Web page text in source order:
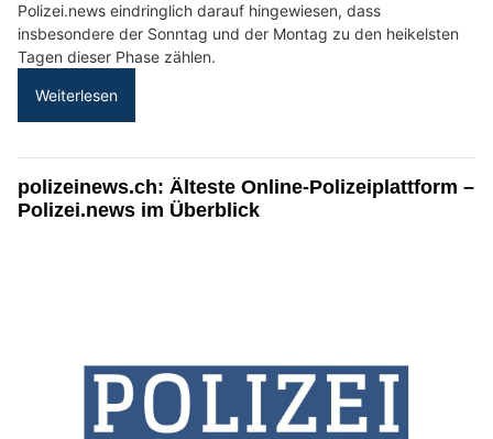
Polizei.news eindringlich darauf hingewiesen, dass
insbesondere der Sonntag und der Montag zu den heikelsten
Tagen dieser Phase zählen.
Weiterlesen
polizeinews.ch: Älteste Online-Polizeiplattform –
Polizei.news im Überblick